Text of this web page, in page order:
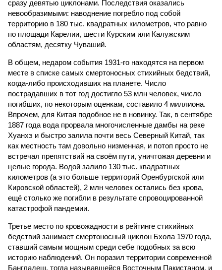
сразу девятью циклонами. Последствия оказались
невообразимыми: наводнение погребло под собой
территорию в 180 тыс. квадратных километров, что равно
по площади Карелии, шести Курским или Калужским
областям, десятку Чуваший.
В общем, недаром события 1931-го находятся на первом
месте в списке самых смертоносных стихийных бедствий,
когда-либо происходивших на планете. Число
пострадавших в тот год достигло 53 млн человек, число
погибших, по некоторым оценкам, составило 4 миллиона.
Впрочем, для Китая подобное не в новинку. Так, в сентябре
1887 года вода прорвала многочисленные дамбы на реке
Хуанхэ и быстро залила почти весь Северный Китай, так
как местность там довольно низменная, и потоп просто не
встречал препятствий на своём пути, уничтожая деревни и
целые города. Водой залило 130 тыс. квадратных
километров (а это больше территорий Оренбургской или
Кировской областей), 2 млн человек остались без крова,
ещё столько же погибли в результате спровоцированной
катастрофой пандемии.
Третье место по кровожадности в рейтинге стихийных
бедствий занимает смертоносный циклон Бхола 1970 года,
ставший самым мощным среди себе подобных за всю
историю наблюдений. Он поразил территории современной
Бангладеш, тогда называвшейся Восточным Пакистаном, и